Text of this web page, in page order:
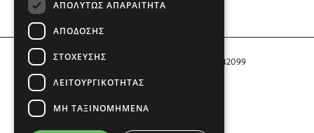
Αριθμός Πιστοποίησης Μ.Η.Τ. 242099
COPYRIGHT © 2026 Το Μανιφέστο
ΑΠΟΛΎΤΩΣ ΑΠΑΡΑΊΤΗΤΑ
ΑΠΌΔΟΣΗΣ
ΣΤΌΧΕΥΣΗΣ
ΛΕΙΤΟΥΡΓΙΚΌΤΗΤΑΣ
ΜΗ ΤΑΞΙΝΟΜΗΜΈΝΑ